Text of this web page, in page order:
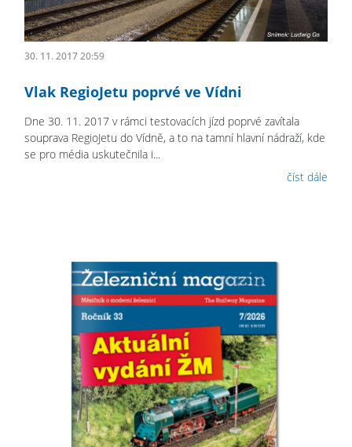
30. 11. 2017 20:59
Vlak RegioJetu poprvé ve Vídni
Dne 30. 11. 2017 v rámci testovacích jízd poprvé zavítala
souprava RegioJetu do Vídně, a to na tamní hlavní nádraží, kde
se pro média uskutečnila i...
číst dále